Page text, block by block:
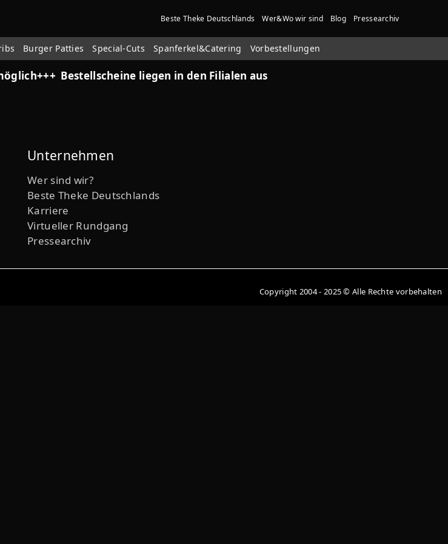
Beste Theke Deutschlands Wer&Wo wir sind Blog Pressearchiv
Burger Patties Special-Cuts Spanferkel&Catering Vorbestellungen
Bestellscheine liegen in den Filialen aus
Unternehmen
Wer sind wir?
Beste Theke Deutschlands
Karriere
Virtueller Rundgang
Pressearchiv
Copyright 2004 - 2025 © Alle Rechte vorbehalten